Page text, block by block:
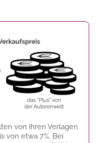
von ihren Verlagen
von etwa 7%. Bei